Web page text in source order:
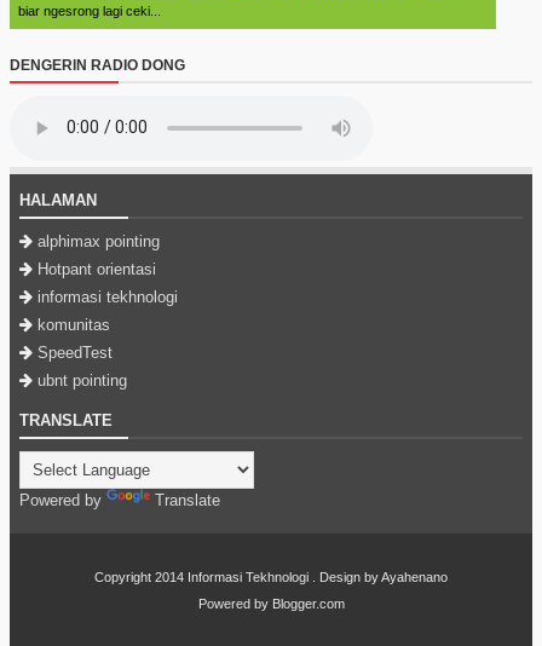
biar ngesrong lagi ceki...
DENGERIN RADIO DONG
HALAMAN
alphimax pointing
Hotpant orientasi
informasi tekhnologi
komunitas
SpeedTest
ubnt pointing
TRANSLATE
Powered by Translate
Copyright 2014 Informasi Tekhnologi . Design byAyahenano
Powered by Blogger.com